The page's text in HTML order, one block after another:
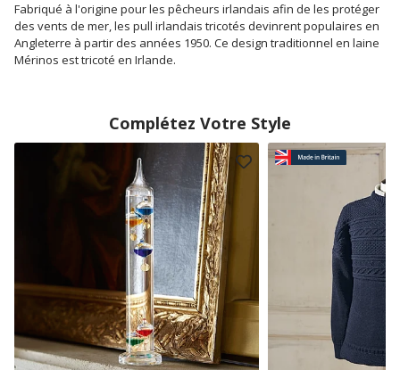
Fabriqué à l'origine pour les pêcheurs irlandais afin de les protéger
des vents de mer, les pull irlandais tricotés devinrent populaires en
Angleterre à partir des années 1950. Ce design traditionnel en laine
Mérinos est tricoté en Irlande.
Complétez Votre Style